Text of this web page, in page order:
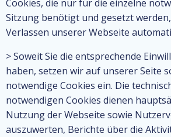
Cookies, die nur für die einzelne
Sitzung benötigt und gesetzt
Verlassen unserer Webseite
> Soweit Sie die entsprechende
haben, setzen wir auf unserer Seite
notwendige Cookies ein. Die
notwendigen Cookies dienen
Nutzung der Webseite sowie
auszuwerten, Berichte über die